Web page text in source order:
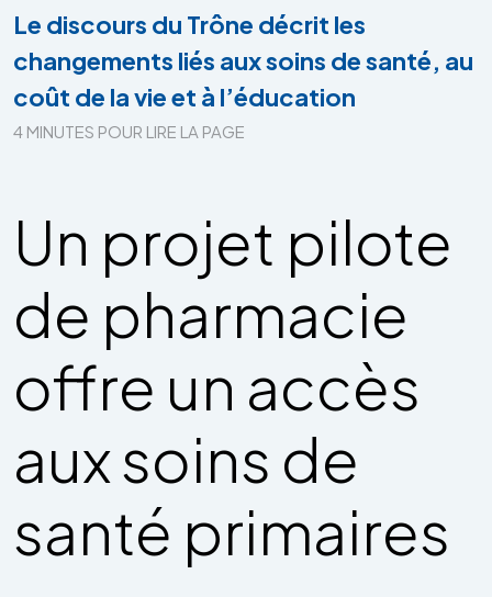
Le discours du Trône décrit les
changements liés aux soins de santé, au
coût de la vie et à l’éducation
4 MINUTES POUR LIRE LA PAGE
Un projet pilote
de pharmacie
offre un accès
aux soins de
santé primaires